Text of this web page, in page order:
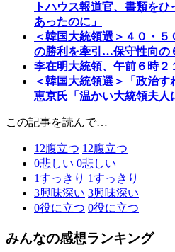
トハウス報道官、書類を
あったのに」
＜韓国大統領選＞４０・
の勝利を牽引…保守性向の
李在明大統領、午前６時２
＜韓国大統領選＞「政治
恵京氏「温かい大統領夫人
この記事を読んで…
12腹立つ 12腹立つ
0悲しい 0悲しい
1すっきり 1すっきり
3興味深い 3興味深い
0役に立つ 0役に立つ
みんなの感想ランキング